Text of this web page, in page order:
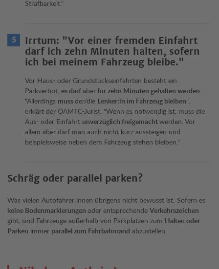
Strafbarkeit."
Irrtum: "Vor einer fremden Einfahrt
darf ich zehn Minuten halten, sofern
ich bei meinem Fahrzeug bleibe."
Vor Haus- oder Grundstückseinfahrten besteht ein
Parkverbot, es darfaberfür zehn Minuten gehalten werden.
"Allerdings mussder/die Lenker:in im Fahrzeug bleiben",
erklärt der ÖAMTC-Jurist. "Wenn es notwendig ist, muss die
Aus- oder Einfahrt unverzüglich freigemachtwerden. Vor
allem aber darf man auch nicht kurz aussteigen und
beispielsweise neben dem Fahrzeug stehen bleiben."
Schräg oder parallel parken?
Was vielen Autofahrer:innen übrigens nicht bewusst ist: Sofern es
keine Bodenmarkierungen oder entsprechende Verkehrszeichen
gibt, sind Fahrzeuge außerhalb von Parkplätzen zum Halten oder
Parken immer parallel zum Fahrbahnrand abzustellen.